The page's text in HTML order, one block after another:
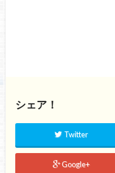
シェア！
Twitter
Google+